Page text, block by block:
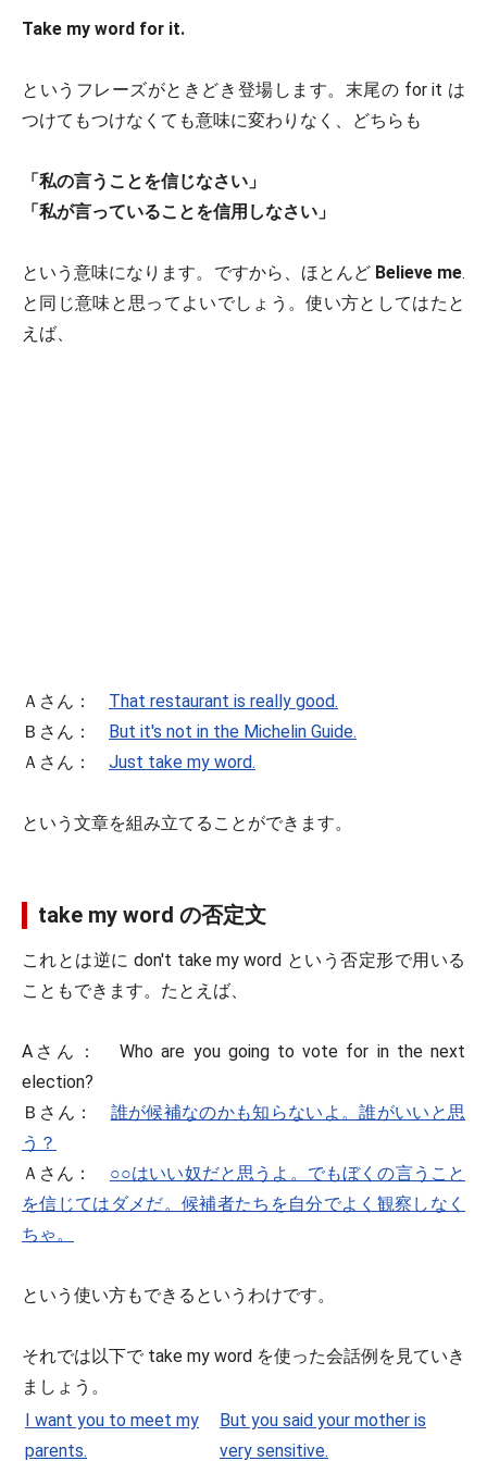
Take my word for it.
というフレーズがときどき登場します。末尾の for it は
つけてもつけなくても意味に変わりなく、どちらも
「私の言うことを信じなさい」
「私が言っていることを信用しなさい」
という意味になります。ですから、ほとんど Believe me.
と同じ意味と思ってよいでしょう。使い方としてはたと
えば、
Ａさん： That restaurant is really good.
Ｂさん： But it's not in the Michelin Guide.
Ａさん： Just take my word.
という文章を組み立てることができます。
take my word の否定文
これとは逆に don't take my word という否定形で用いる
こともできます。たとえば、
Aさん： Who are you going to vote for in the next
election?
Ｂさん： 誰が候補なのかも知らないよ。誰がいいと思
う？
Ａさん： ○○はいい奴だと思うよ。でもぼくの言うこと
を信じてはダメだ。候補者たちを自分でよく観察しなく
ちゃ。
という使い方もできるというわけです。
それでは以下で take my word を使った会話例を見ていき
ましょう。
I want you to meet my
parents.
But you said your mother is
very sensitive.